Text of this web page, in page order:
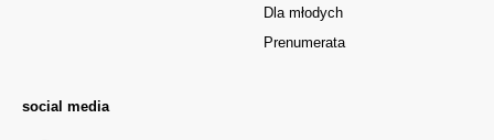
Dla młodych
Prenumerata
social media